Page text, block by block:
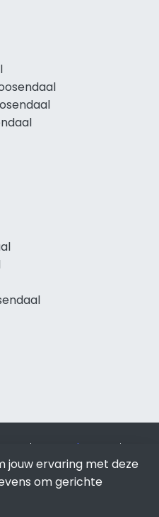
door SEO-bureau
Lion
bewezen resultaten?SEO
Roosendaalis onderdeel van
jouw ervaring met deze
om gerichte